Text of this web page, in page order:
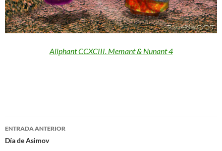
Aliphant CCXCIII. Memant & Nunant 4
Navegación
de
ENTRADA ANTERIOR
Día de Asimov